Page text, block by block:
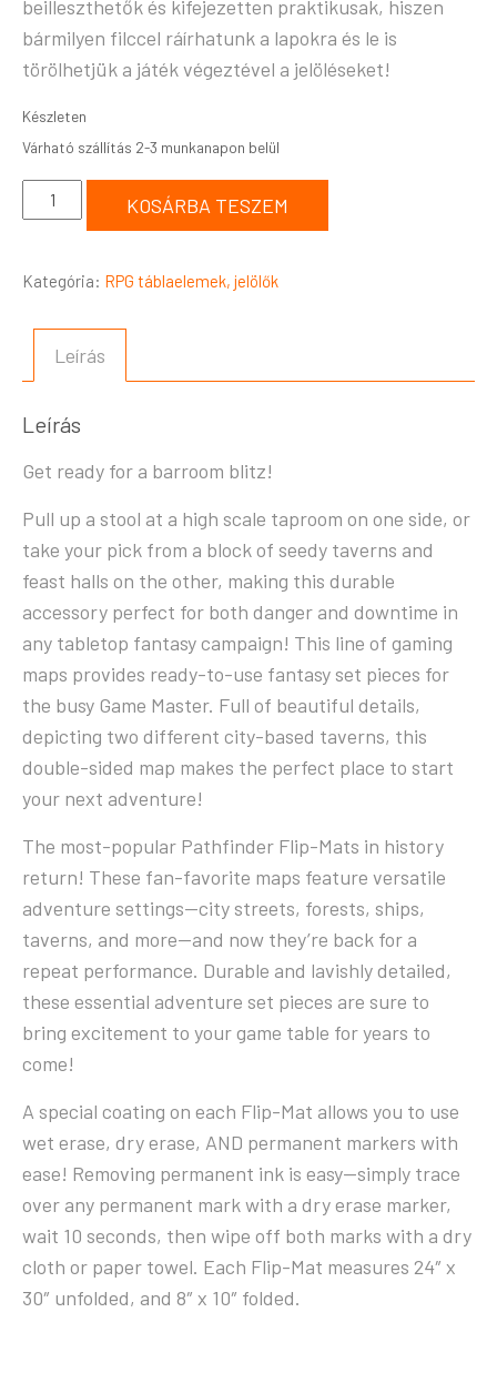
beilleszthetők és kifejezetten praktikusak, hiszen
bármilyen filccel ráírhatunk a lapokra és le is
törölhetjük a játék végeztével a jelöléseket!
Készleten
KOSÁRBA TESZEM
Kategória: RPG táblaelemek, jelölők
Leírás
Leírás
Get ready for a barroom blitz!
Pull up a stool at a high scale taproom on one side, or
take your pick from a block of seedy taverns and
feast halls on the other, making this durable
accessory perfect for both danger and downtime in
any tabletop fantasy campaign! This line of gaming
maps provides ready-to-use fantasy set pieces for
the busy Game Master. Full of beautiful details,
depicting two different city-based taverns, this
double-sided map makes the perfect place to start
your next adventure!
The most-popular Pathfinder Flip-Mats in history
return! These fan-favorite maps feature versatile
adventure settings—city streets, forests, ships,
taverns, and more—and now they’re back for a
repeat performance. Durable and lavishly detailed,
these essential adventure set pieces are sure to
bring excitement to your game table for years to
come!
A special coating on each Flip-Mat allows you to use
wet erase, dry erase, AND permanent markers with
ease! Removing permanent ink is easy—simply trace
over any permanent mark with a dry erase marker,
wait 10 seconds, then wipe off both marks with a dry
cloth or paper towel. Each Flip-Mat measures 24″ x
30″ unfolded, and 8″ x 10″ folded.